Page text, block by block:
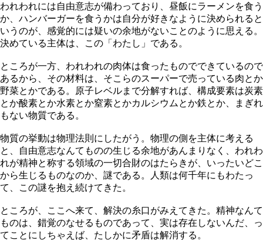
われわれには自由意志が備わっており、昼飯にラーメンを食う
か、ハンバーガーを食うかは自分が好きなように決められると
いうのが、感覚的には疑いの余地がないことのように思える。
決めている主体は、この「わたし」である。
ところが一方、われわれの肉体は食ったものでできているので
あるから、その材料は、そこらのスーパーで売っている肉とか
野菜とかである。原子レベルまで分解すれば、構成要素は炭素
とか酸素とか水素とか窒素とかカルシウムとか鉄とか、まぎれ
もない物質である。
物質の挙動は物理法則にしたがう。物理の側を主体に考える
と、自由意志なんてものの生じる余地があんまりなく、われわ
れが精神と称する領域の一切合財のはたらきが、いったいどこ
から生じるものなのか、謎である。人類は何千年にもわたっ
て、この謎を抱え続けてきた。
ところが、ここへ来て、解決の糸口がみえてきた。精神なんて
ものは、錯覚のなせるものであって、実は存在しないんだ、っ
てことにしちゃえば、たしかに矛盾は解消する。